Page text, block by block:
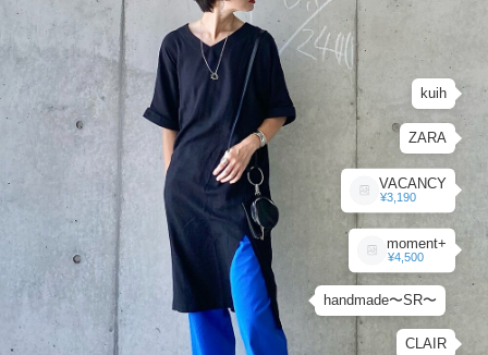
kuih
ZARA
VACANCY
¥3,190
moment+
¥4,500
handmade〜SR〜
CLAIR